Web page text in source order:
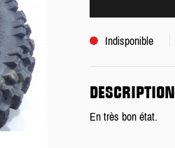
Indisponible
DESCRIPTION
En très bon état.